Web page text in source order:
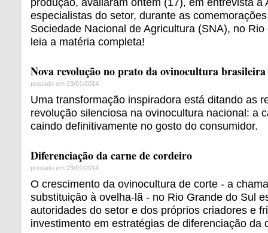
especialistas do setor, durante as
Sociedade Nacional de Agricultura (SNA), no
leia a matéria completa!
Nova revolução no prato da ovinocultura brasileira
postado em 23/01/2014
Uma transformação inspiradora está ditando as
revolução silenciosa na ovinocultura nacional: a
caindo definitivamente no gosto do consumidor.
Diferenciação da carne de cordeiro
postado em 23/01/2014
O crescimento da ovinocultura de corte - a
substituição à ovelha-lã - no Rio Grande do Sul
autoridades do setor e dos próprios criadores e
investimento em estratégias de diferenciação da